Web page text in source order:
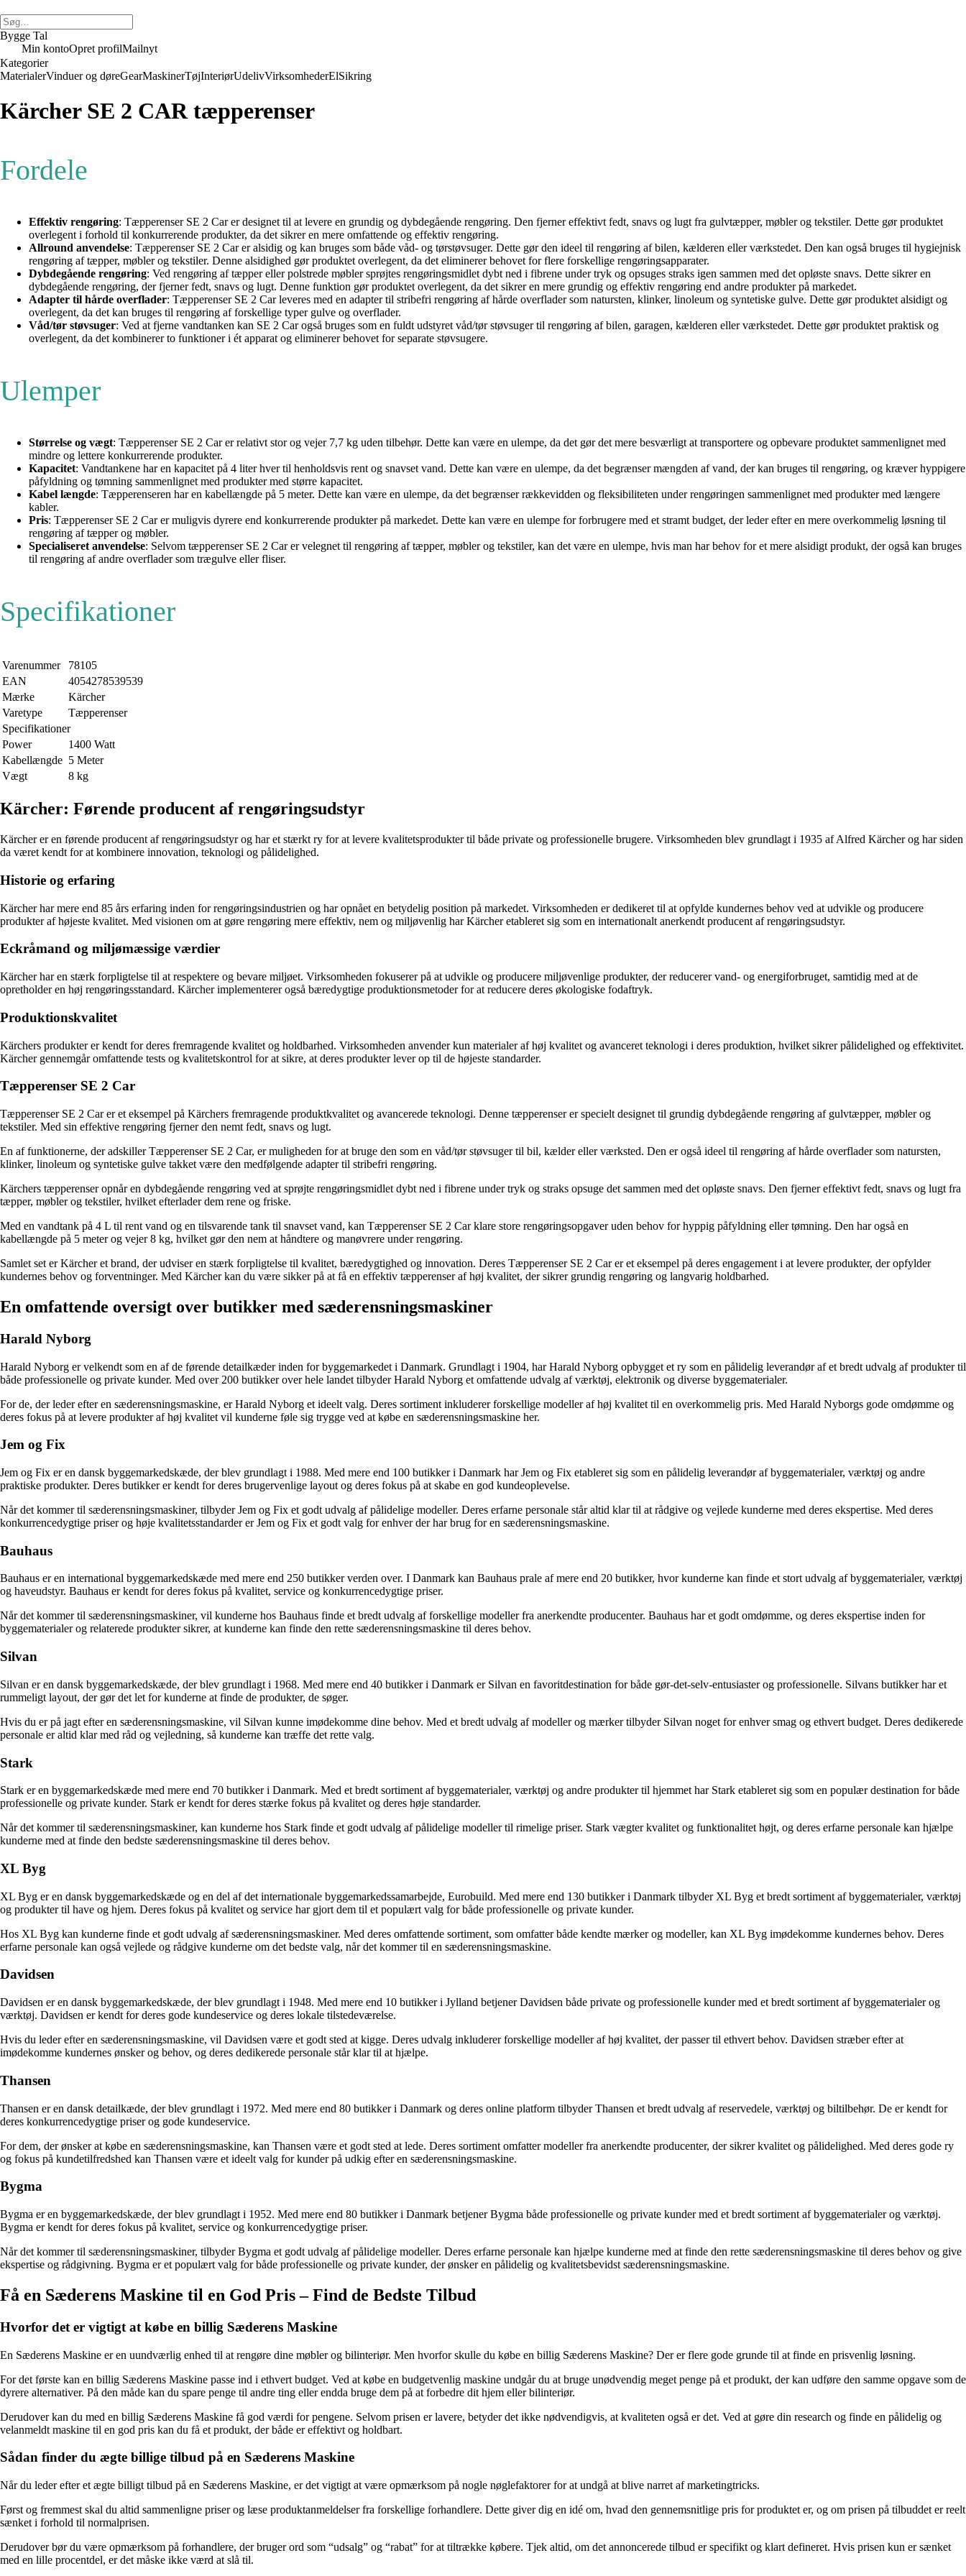
Bygge Tal
Min kontoOpret profilMailnyt
Kategorier
MaterialerVinduer og døreGearMaskinerTøjInteriørUdelivVirksomhederElSikring
Kärcher SE 2 CAR tæpperenser
Fordele
Effektiv rengøring: Tæpperenser SE 2 Car er designet til at levere en grundig og dybdegående rengøring. Den fjerner effektivt fedt, snavs og lugt fra gulvtæpper, møbler og tekstiler. Dette gør produktet
overlegent i forhold til konkurrerende produkter, da det sikrer en mere omfattende og effektiv rengøring.
Allround anvendelse: Tæpperenser SE 2 Car er alsidig og kan bruges som både våd- og tørstøvsuger. Dette gør den ideel til rengøring af bilen, kælderen eller værkstedet. Den kan også bruges til hygiejnisk
rengøring af tæpper, møbler og tekstiler. Denne alsidighed gør produktet overlegent, da det eliminerer behovet for flere forskellige rengøringsapparater.
Dybdegående rengøring: Ved rengøring af tæpper eller polstrede møbler sprøjtes rengøringsmidlet dybt ned i fibrene under tryk og opsuges straks igen sammen med det opløste snavs. Dette sikrer en
dybdegående rengøring, der fjerner fedt, snavs og lugt. Denne funktion gør produktet overlegent, da det sikrer en mere grundig og effektiv rengøring end andre produkter på markedet.
Adapter til hårde overflader: Tæpperenser SE 2 Car leveres med en adapter til stribefri rengøring af hårde overflader som natursten, klinker, linoleum og syntetiske gulve. Dette gør produktet alsidigt og
overlegent, da det kan bruges til rengøring af forskellige typer gulve og overflader.
Våd/tør støvsuger: Ved at fjerne vandtanken kan SE 2 Car også bruges som en fuldt udstyret våd/tør støvsuger til rengøring af bilen, garagen, kælderen eller værkstedet. Dette gør produktet praktisk og
overlegent, da det kombinerer to funktioner i ét apparat og eliminerer behovet for separate støvsugere.
Ulemper
Størrelse og vægt: Tæpperenser SE 2 Car er relativt stor og vejer 7,7 kg uden tilbehør. Dette kan være en ulempe, da det gør det mere besværligt at transportere og opbevare produktet sammenlignet med
mindre og lettere konkurrerende produkter.
Kapacitet: Vandtankene har en kapacitet på 4 liter hver til henholdsvis rent og snavset vand. Dette kan være en ulempe, da det begrænser mængden af ​​vand, der kan bruges til rengøring, og kræver hyppigere
påfyldning og tømning sammenlignet med produkter med større kapacitet.
Kabel længde: Tæpperenseren har en kabellængde på 5 meter. Dette kan være en ulempe, da det begrænser rækkevidden og fleksibiliteten under rengøringen sammenlignet med produkter med længere
kabler.
Pris: Tæpperenser SE 2 Car er muligvis dyrere end konkurrerende produkter på markedet. Dette kan være en ulempe for forbrugere med et stramt budget, der leder efter en mere overkommelig løsning til
rengøring af tæpper og møbler.
Specialiseret anvendelse: Selvom tæpperenser SE 2 Car er velegnet til rengøring af tæpper, møbler og tekstiler, kan det være en ulempe, hvis man har behov for et mere alsidigt produkt, der også kan bruges
til rengøring af andre overflader som trægulve eller fliser.
Specifikationer
Varenummer
78105
EAN
4054278539539
Mærke
Kärcher
Varetype
Tæpperenser
Specifikationer
Power
1400 Watt
Kabellængde 5 Meter
Vægt
8 kg
Kärcher: Førende producent af rengøringsudstyr
Kärcher er en førende producent af rengøringsudstyr og har et stærkt ry for at levere kvalitetsprodukter til både private og professionelle brugere. Virksomheden blev grundlagt i 1935 af Alfred Kärcher og har siden
da været kendt for at kombinere innovation, teknologi og pålidelighed.
Historie og erfaring
Kärcher har mere end 85 års erfaring inden for rengøringsindustrien og har opnået en betydelig position på markedet. Virksomheden er dedikeret til at opfylde kundernes behov ved at udvikle og producere
produkter af højeste kvalitet. Med visionen om at gøre rengøring mere effektiv, nem og miljøvenlig har Kärcher etableret sig som en internationalt anerkendt producent af rengøringsudstyr.
Eckråmand og miljømæssige værdier
Kärcher har en stærk forpligtelse til at respektere og bevare miljøet. Virksomheden fokuserer på at udvikle og producere miljøvenlige produkter, der reducerer vand- og energiforbruget, samtidig med at de
opretholder en høj rengøringsstandard. Kärcher implementerer også bæredygtige produktionsmetoder for at reducere deres økologiske fodaftryk.
Produktionskvalitet
Kärchers produkter er kendt for deres fremragende kvalitet og holdbarhed. Virksomheden anvender kun materialer af høj kvalitet og avanceret teknologi i deres produktion, hvilket sikrer pålidelighed og effektivitet.
Kärcher gennemgår omfattende tests og kvalitetskontrol for at sikre, at deres produkter lever op til de højeste standarder.
Tæpperenser SE 2 Car
Tæpperenser SE 2 Car er et eksempel på Kärchers fremragende produktkvalitet og avancerede teknologi. Denne tæpperenser er specielt designet til grundig dybdegående rengøring af gulvtæpper, møbler og
tekstiler. Med sin effektive rengøring fjerner den nemt fedt, snavs og lugt.
En af funktionerne, der adskiller Tæpperenser SE 2 Car, er muligheden for at bruge den som en våd/tør støvsuger til bil, kælder eller værksted. Den er også ideel til rengøring af hårde overflader som natursten,
klinker, linoleum og syntetiske gulve takket være den medfølgende adapter til stribefri rengøring.
Kärchers tæpperenser opnår en dybdegående rengøring ved at sprøjte rengøringsmidlet dybt ned i fibrene under tryk og straks opsuge det sammen med det opløste snavs. Den fjerner effektivt fedt, snavs og lugt fra
tæpper, møbler og tekstiler, hvilket efterlader dem rene og friske.
Med en vandtank på 4 L til rent vand og en tilsvarende tank til snavset vand, kan Tæpperenser SE 2 Car klare store rengøringsopgaver uden behov for hyppig påfyldning eller tømning. Den har også en
kabellængde på 5 meter og vejer 8 kg, hvilket gør den nem at håndtere og manøvrere under rengøring.
Samlet set er Kärcher et brand, der udviser en stærk forpligtelse til kvalitet, bæredygtighed og innovation. Deres Tæpperenser SE 2 Car er et eksempel på deres engagement i at levere produkter, der opfylder
kundernes behov og forventninger. Med Kärcher kan du være sikker på at få en effektiv tæpperenser af høj kvalitet, der sikrer grundig rengøring og langvarig holdbarhed.
En omfattende oversigt over butikker med sæderensningsmaskiner
Harald Nyborg
Harald Nyborg er velkendt som en af de førende detailkæder inden for byggemarkedet i Danmark. Grundlagt i 1904, har Harald Nyborg opbygget et ry som en pålidelig leverandør af et bredt udvalg af produkter til
både professionelle og private kunder. Med over 200 butikker over hele landet tilbyder Harald Nyborg et omfattende udvalg af værktøj, elektronik og diverse byggematerialer.
For de, der leder efter en sæderensningsmaskine, er Harald Nyborg et ideelt valg. Deres sortiment inkluderer forskellige modeller af høj kvalitet til en overkommelig pris. Med Harald Nyborgs gode omdømme og
deres fokus på at levere produkter af høj kvalitet vil kunderne føle sig trygge ved at købe en sæderensningsmaskine her.
Jem og Fix
Jem og Fix er en dansk byggemarkedskæde, der blev grundlagt i 1988. Med mere end 100 butikker i Danmark har Jem og Fix etableret sig som en pålidelig leverandør af byggematerialer, værktøj og andre
praktiske produkter. Deres butikker er kendt for deres brugervenlige layout og deres fokus på at skabe en god kundeoplevelse.
Når det kommer til sæderensningsmaskiner, tilbyder Jem og Fix et godt udvalg af pålidelige modeller. Deres erfarne personale står altid klar til at rådgive og vejlede kunderne med deres ekspertise. Med deres
konkurrencedygtige priser og høje kvalitetsstandarder er Jem og Fix et godt valg for enhver der har brug for en sæderensningsmaskine.
Bauhaus
Bauhaus er en international byggemarkedskæde med mere end 250 butikker verden over. I Danmark kan Bauhaus prale af mere end 20 butikker, hvor kunderne kan finde et stort udvalg af byggematerialer, værktøj
og haveudstyr. Bauhaus er kendt for deres fokus på kvalitet, service og konkurrencedygtige priser.
Når det kommer til sæderensningsmaskiner, vil kunderne hos Bauhaus finde et bredt udvalg af forskellige modeller fra anerkendte producenter. Bauhaus har et godt omdømme, og deres ekspertise inden for
byggematerialer og relaterede produkter sikrer, at kunderne kan finde den rette sæderensningsmaskine til deres behov.
Silvan
Silvan er en dansk byggemarkedskæde, der blev grundlagt i 1968. Med mere end 40 butikker i Danmark er Silvan en favoritdestination for både gør-det-selv-entusiaster og professionelle. Silvans butikker har et
rummeligt layout, der gør det let for kunderne at finde de produkter, de søger.
Hvis du er på jagt efter en sæderensningsmaskine, vil Silvan kunne imødekomme dine behov. Med et bredt udvalg af modeller og mærker tilbyder Silvan noget for enhver smag og ethvert budget. Deres dedikerede
personale er altid klar med råd og vejledning, så kunderne kan træffe det rette valg.
Stark
Stark er en byggemarkedskæde med mere end 70 butikker i Danmark. Med et bredt sortiment af byggematerialer, værktøj og andre produkter til hjemmet har Stark etableret sig som en populær destination for både
professionelle og private kunder. Stark er kendt for deres stærke fokus på kvalitet og deres høje standarder.
Når det kommer til sæderensningsmaskiner, kan kunderne hos Stark finde et godt udvalg af pålidelige modeller til rimelige priser. Stark vægter kvalitet og funktionalitet højt, og deres erfarne personale kan hjælpe
kunderne med at finde den bedste sæderensningsmaskine til deres behov.
XL Byg
XL Byg er en dansk byggemarkedskæde og en del af det internationale byggemarkedssamarbejde, Eurobuild. Med mere end 130 butikker i Danmark tilbyder XL Byg et bredt sortiment af byggematerialer, værktøj
og produkter til have og hjem. Deres fokus på kvalitet og service har gjort dem til et populært valg for både professionelle og private kunder.
Hos XL Byg kan kunderne finde et godt udvalg af sæderensningsmaskiner. Med deres omfattende sortiment, som omfatter både kendte mærker og modeller, kan XL Byg imødekomme kundernes behov. Deres
erfarne personale kan også vejlede og rådgive kunderne om det bedste valg, når det kommer til en sæderensningsmaskine.
Davidsen
Davidsen er en dansk byggemarkedskæde, der blev grundlagt i 1948. Med mere end 10 butikker i Jylland betjener Davidsen både private og professionelle kunder med et bredt sortiment af byggematerialer og
værktøj. Davidsen er kendt for deres gode kundeservice og deres lokale tilstedeværelse.
Hvis du leder efter en sæderensningsmaskine, vil Davidsen være et godt sted at kigge. Deres udvalg inkluderer forskellige modeller af høj kvalitet, der passer til ethvert behov. Davidsen stræber efter at
imødekomme kundernes ønsker og behov, og deres dedikerede personale står klar til at hjælpe.
Thansen
Thansen er en dansk detailkæde, der blev grundlagt i 1972. Med mere end 80 butikker i Danmark og deres online platform tilbyder Thansen et bredt udvalg af reservedele, værktøj og biltilbehør. De er kendt for
deres konkurrencedygtige priser og gode kundeservice.
For dem, der ønsker at købe en sæderensningsmaskine, kan Thansen være et godt sted at lede. Deres sortiment omfatter modeller fra anerkendte producenter, der sikrer kvalitet og pålidelighed. Med deres gode ry
og fokus på kundetilfredshed kan Thansen være et ideelt valg for kunder på udkig efter en sæderensningsmaskine.
Bygma
Bygma er en byggemarkedskæde, der blev grundlagt i 1952. Med mere end 80 butikker i Danmark betjener Bygma både professionelle og private kunder med et bredt sortiment af byggematerialer og værktøj.
Bygma er kendt for deres fokus på kvalitet, service og konkurrencedygtige priser.
Når det kommer til sæderensningsmaskiner, tilbyder Bygma et godt udvalg af pålidelige modeller. Deres erfarne personale kan hjælpe kunderne med at finde den rette sæderensningsmaskine til deres behov og give
ekspertise og rådgivning. Bygma er et populært valg for både professionelle og private kunder, der ønsker en pålidelig og kvalitetsbevidst sæderensningsmaskine.
Få en Sæderens Maskine til en God Pris – Find de Bedste Tilbud
Hvorfor det er vigtigt at købe en billig Sæderens Maskine
En Sæderens Maskine er en uundværlig enhed til at rengøre dine møbler og bilinteriør. Men hvorfor skulle du købe en billig Sæderens Maskine? Der er flere gode grunde til at finde en prisvenlig løsning.
For det første kan en billig Sæderens Maskine passe ind i ethvert budget. Ved at købe en budgetvenlig maskine undgår du at bruge unødvendig meget penge på et produkt, der kan udføre den samme opgave som de
dyrere alternativer. På den måde kan du spare penge til andre ting eller endda bruge dem på at forbedre dit hjem eller bilinteriør.
Derudover kan du med en billig Sæderens Maskine få god værdi for pengene. Selvom prisen er lavere, betyder det ikke nødvendigvis, at kvaliteten også er det. Ved at gøre din research og finde en pålidelig og
velanmeldt maskine til en god pris kan du få et produkt, der både er effektivt og holdbart.
Sådan finder du ægte billige tilbud på en Sæderens Maskine
Når du leder efter et ægte billigt tilbud på en Sæderens Maskine, er det vigtigt at være opmærksom på nogle nøglefaktorer for at undgå at blive narret af marketingtricks.
Først og fremmest skal du altid sammenligne priser og læse produktanmeldelser fra forskellige forhandlere. Dette giver dig en idé om, hvad den gennemsnitlige pris for produktet er, og om prisen på tilbuddet er reelt
sænket i forhold til normalprisen.
Derudover bør du være opmærksom på forhandlere, der bruger ord som “udsalg” og “rabat” for at tiltrække købere. Tjek altid, om det annoncerede tilbud er specifikt og klart defineret. Hvis prisen kun er sænket
med en lille procentdel, er det måske ikke værd at slå til.